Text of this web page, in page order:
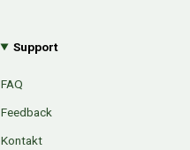
Support
FAQ
Feedback
Kontakt